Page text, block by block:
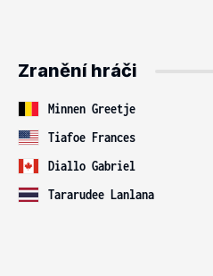
Zranění hráči
Minnen Greetje
Tiafoe Frances
Diallo Gabriel
Tararudee Lanlana